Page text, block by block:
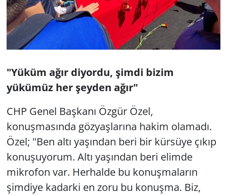
"Yüküm ağır diyordu, şimdi bizim
yükümüz her şeyden ağır"
CHP Genel Başkanı Özgür Özel,
konuşmasında gözyaşlarına hakim olamadı.
Özel; "Ben altı yaşından beri bir kürsüye çıkıp
konuşuyorum. Altı yaşından beri elimde
mikrofon var. Herhalde bu konuşmaların
şimdiye kadarki en zoru bu konuşma. Biz,